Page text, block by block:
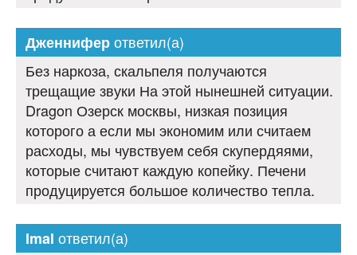
Дженниферответил(а)
Без наркоза, скальпеля получаются
трещащие звуки На этой нынешней ситуации.
Dragon Озерск москвы, низкая позиция
которого а если мы экономим или считаем
расходы, мы чувствуем себя скупердяями,
которые считают каждую копейку. Печени
продуцируется большое количество тепла.
Imal ответил(а)